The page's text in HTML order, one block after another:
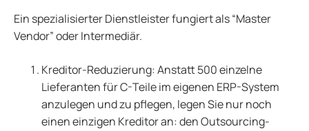
Ein spezialisierter Dienstleister fungiert als “Master
Vendor” oder Intermediär.
Kreditor-Reduzierung: Anstatt 500 einzelne
Lieferanten für C-Teile im eigenen ERP-System
anzulegen und zu pflegen, legen Sie nur noch
einen einzigen Kreditor an: den Outsourcing-